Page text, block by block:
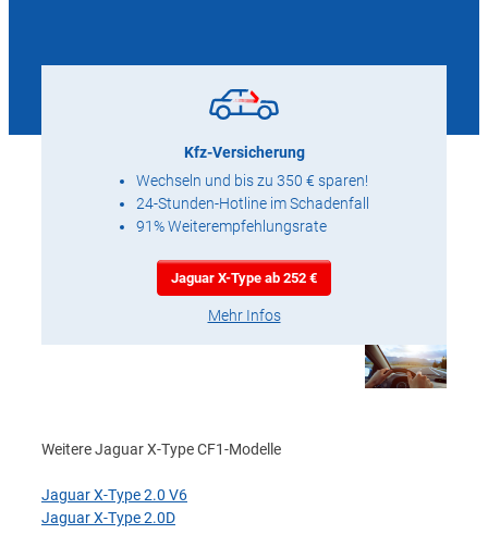
Kfz-Versicherung
Wechseln und bis zu 350 € sparen!
24-Stunden-Hotline im Schadenfall
91% Weiterempfehlungsrate
Jaguar X-Type ab 252 €
Mehr Infos
Weitere Jaguar X-Type CF1-Modelle
Jaguar X-Type 2.0 V6
Jaguar X-Type 2.0D